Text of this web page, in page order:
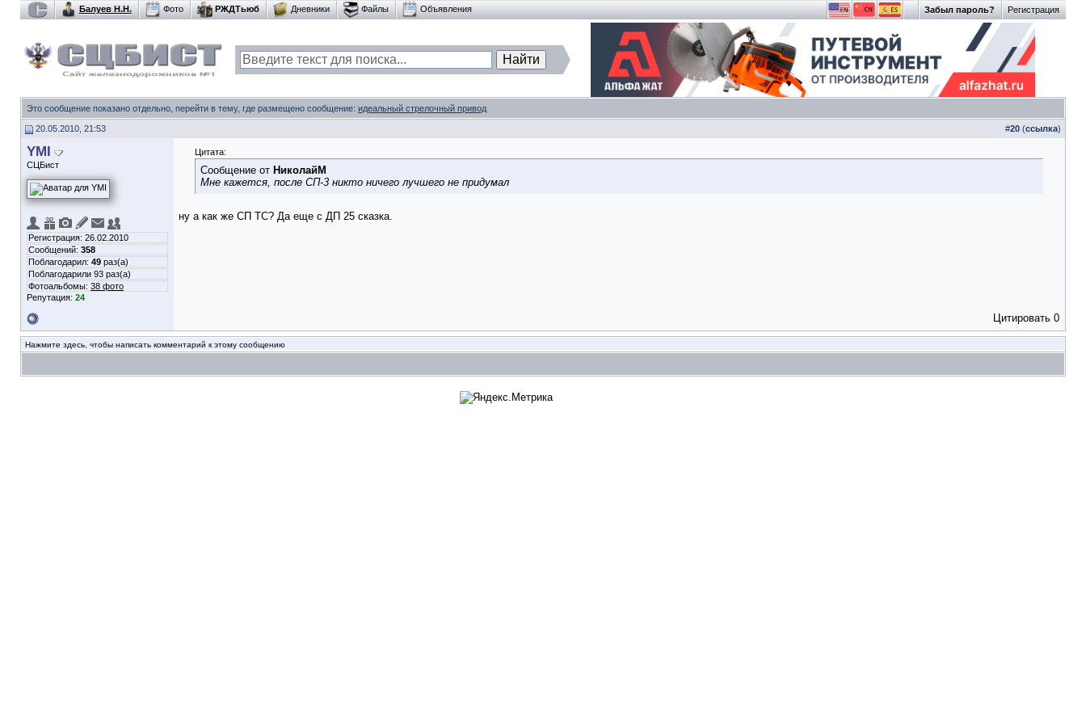
Регистрация
Забыл пароль?
Балуев Н.Н. Фото РЖДТьюб Дневники Файлы Объявления
Это сообщение показано отдельно, перейти в тему, где размещено сообщение: идеальный стрелочный привод
20.05.2010, 21:53 #20 (ссылка)
YMI
СЦБист
Регистрация: 26.02.2010
Сообщений: 358
Поблагодарил: 49 раз(а)
Поблагодарили 93 раз(а)
Фотоальбомы: 38 фото
Репутация: 24
Цитата:
Сообщение от НиколайМ
Мне кажется, после СП-3 никто ничего лучшего не придумал
ну а как же СП ТС? Да еще с ДП 25 сказка.
Цитировать 0
Нажмите здесь, чтобы написать комментарий к этому сообщению